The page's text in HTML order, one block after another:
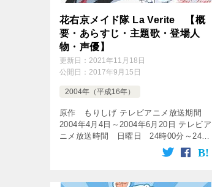
花右京メイド隊 La Verite 【概
要・あらすじ・主題歌・登場人
物・声優】
更新日： 2021年11月18日
公開日： 2017年9月15日
2004年（平成16年）
原作 もりしげ テレビアニメ放送期間
2004年4月4日～2004年6月20日 テレビア
ニメ放送時間 日曜日 24時00分～24時
30分 など 放送局 独立UHF局 話数
全12話 [tubepress output=& […]